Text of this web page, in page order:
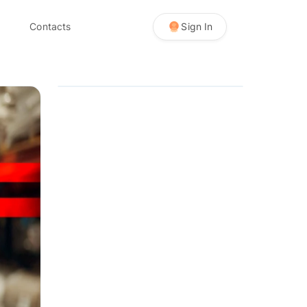
Contacts Sign In